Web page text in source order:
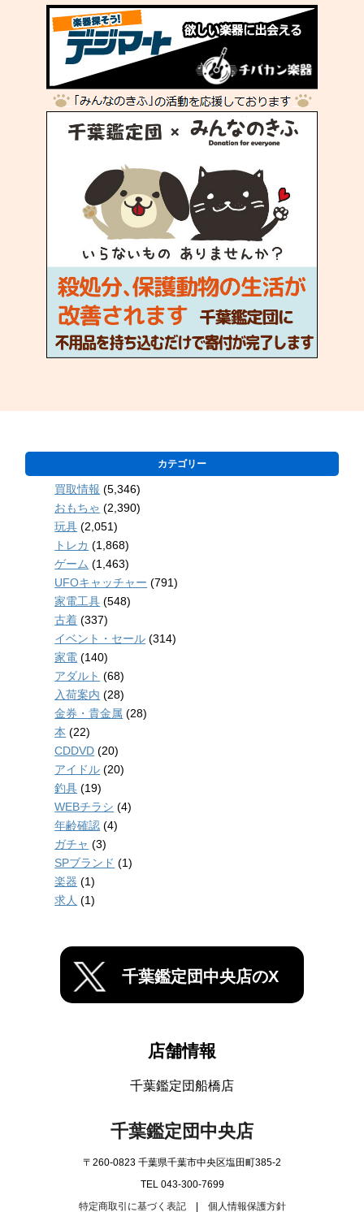
カテゴリー
買取情報 (5,346)
おもちゃ (2,390)
玩具 (2,051)
トレカ (1,868)
ゲーム (1,463)
UFOキャッチャー (791)
家電工具 (548)
古着 (337)
イベント・セール (314)
家電 (140)
アダルト (68)
入荷案内 (28)
金券・貴金属 (28)
本 (22)
CDDVD (20)
アイドル (20)
釣具 (19)
WEBチラシ (4)
年齢確認 (4)
ガチャ (3)
SPブランド (1)
楽器 (1)
求人 (1)
千葉鑑定団中央店のX
店舗情報
千葉鑑定団船橋店
千葉鑑定団中央店
〒260-0823 千葉県千葉市中央区塩田町385-2
TEL 043-300-7699
特定商取引に基づく表記| 個人情報保護方針